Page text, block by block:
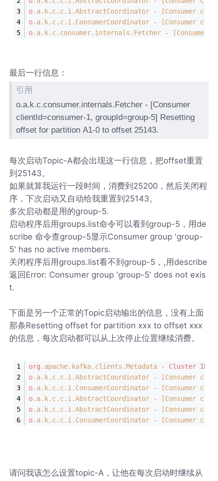
o.a.k.c.c.i .AbstractCoordinator -
[Consumer
o.a.k.c.c.i .ConsumerCoordinator -
[Consumer
o.a.k.c.consumer.internals .Fetcher - [Consumer
最后一行信息：
引用
o.a.k.c.consumer.internals.Fetcher - [Consumer
clientId=consumer-1, groupId=group-5] Resetting
offset for partition A1-0 to offset 25143.
每次启动Topic-A都会出现这一行信息，把offset重置
到25143。
如果就算我运行一段时间，消费到25200，然后关闭程
序，下次启动又自动给我重置到25143。
多次启动都是用的group-5.
启动程序后用groups.list命令可以看到group-5，用de
scribe 命令查group-5显示Consumer group 'group-
5' has no active members.
关闭程序后用groups.list看不到group-5，,用describe
返回Error: Consumer group 'group-5' does not exis
t.
下面是另一个正常的Topic启动输出的信息，没有上面
那条Resetting offset for partition xxx to offset xxx
的信息，每次启动都可以从上次停止位置继续消费。
org .apache.kafka.clients .Metadata - Cluster ID
o.a.k.c.c.i .AbstractCoordinator -
[Consumer
o.a.k.c.c.i .ConsumerCoordinator -
[Consumer
o.a.k.c.c.i .AbstractCoordinator -
[Consumer
o.a.k.c.c.i .AbstractCoordinator -
[Consumer
o.a.k.c.c.i .ConsumerCoordinator - [Consumer
请问我该怎么设置topic-A，让他在每次启动时继续从